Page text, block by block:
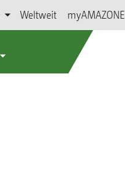
Weltweit myAMAZONE